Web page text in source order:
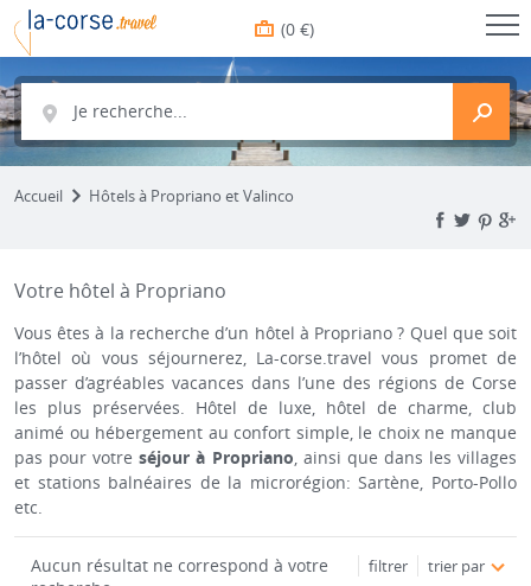
(0 €)
Je recherche...
Accueil Hôtels à Propriano et Valinco
Votre hôtel à Propriano
Vous êtes à la recherche d’un hôtel à Propriano ? Quel que soit
l’hôtel où vous séjournerez, La-corse.travel vous promet de
passer d’agréables vacances dans l’une des régions de Corse
les plus préservées. Hôtel de luxe, hôtel de charme, club
animé ou hébergement au confort simple, le choix ne manque
pas pour votreséjour à Propriano, ainsi que dans les villages
et stations balnéaires de la microrégion: Sartène, Porto-Pollo
etc.
trier par
filtrer
Aucun résultat ne correspond à votre